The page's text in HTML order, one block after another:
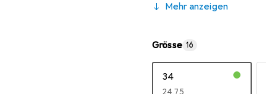
Mehr anzeigen
Grösse 16
34